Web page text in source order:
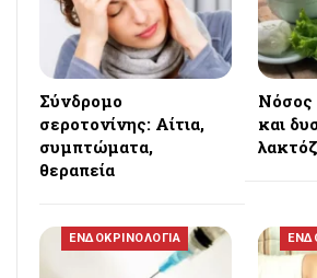
Σύνδρομο
σεροτονίνης: Αίτια,
συμπτώματα,
θεραπεία
Nόσος
και
ΕΝΔΟΚΡΙΝΟΛΟΓΙΑ